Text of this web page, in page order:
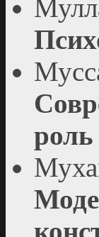
роль